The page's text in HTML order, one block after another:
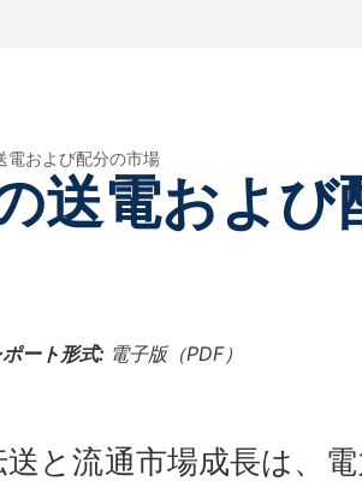
電および配分の市場
送電および
ポート形式: 電子版（PDF）
と流通市場成長は、